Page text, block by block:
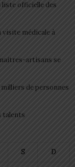
liste officielle des
visite médicale à
artisans se
de personnes
talents
S D